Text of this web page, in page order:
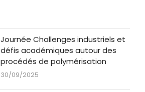
Journée Challenges industriels et
défis académiques autour des
procédés de polymérisation
30/09/2025